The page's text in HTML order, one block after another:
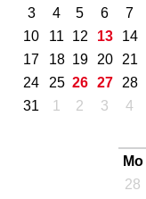
3
4 5 6 7
10
11 12 13 14
17
18 19 20 21
24
25 26 27 28
31
1 2 3 4
Mo
28